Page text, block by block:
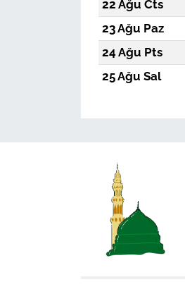
22 Ağu Cts
23 Ağu Paz
24 Ağu Pts
25 Ağu Sal